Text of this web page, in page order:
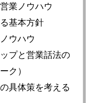
業ノウハウ
基本方針
ウハウ
プと営業話法の
ク）
具体策を考える